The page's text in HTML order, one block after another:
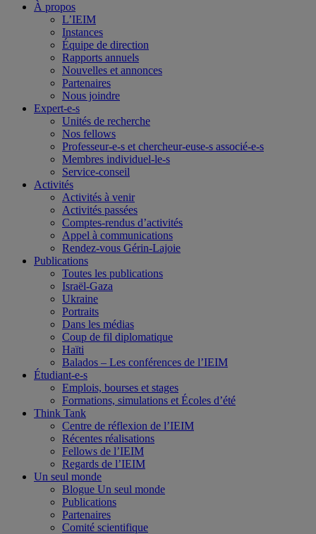
À propos
L’IEIM
Instances
Équipe de direction
Rapports annuels
Nouvelles et annonces
Partenaires
Nous joindre
Expert-e-s
Unités de recherche
Nos fellows
Professeur-e-s et chercheur-euse-s associé-e-s
Membres individuel-le-s
Service-conseil
Activités
Activités à venir
Activités passées
Comptes-rendus d’activités
Appel à communications
Rendez-vous Gérin-Lajoie
Publications
Toutes les publications
Israël-Gaza
Ukraine
Portraits
Dans les médias
Coup de fil diplomatique
Haïti
Balados – Les conférences de l’IEIM
Étudiant-e-s
Emplois, bourses et stages
Formations, simulations et Écoles d’été
Think Tank
Centre de réflexion de l’IEIM
Récentes réalisations
Fellows de l’IEIM
Regards de l’IEIM
Un seul monde
Blogue Un seul monde
Publications
Partenaires
Comité scientifique